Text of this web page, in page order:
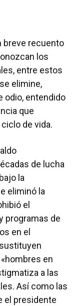
breve recuento
los
entre estos
elimine,
odio, entendido
que
de vida.
de lucha
la
eliminó la
el
programas de
en el
en
a las
Así como las
el presidente